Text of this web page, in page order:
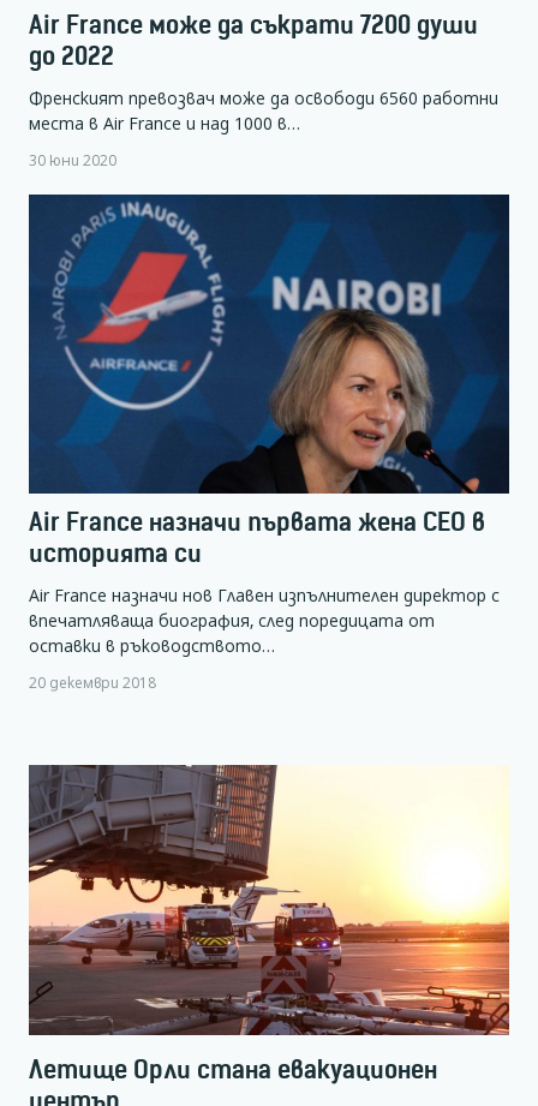
Air France може да съкрати 7200 души
до 2022
Френският превозвач може да освободи 6560 работни
места в Air France и над 1000 в…
30 юни 2020
Air France назначи първата жена CEO в
историята си
Air France назначи нов Главен изпълнителен директор с
впечатляваща биография, след поредицата от
оставки в ръководството…
20 декември 2018
Летище Орли стана евакуационен